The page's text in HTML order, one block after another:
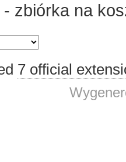
- zbiórka na
7 official